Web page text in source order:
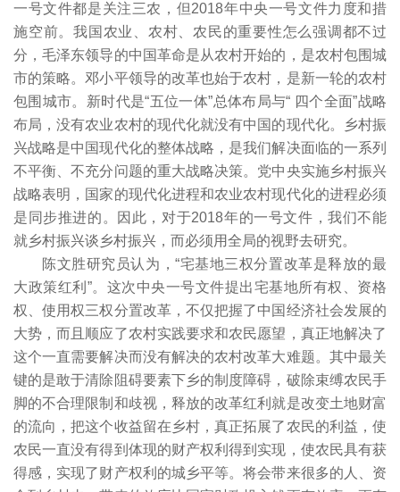
一号文件都是关注三农，但2018年中央一号文件力度和措
施空前。我国农业、农村、农民的重要性怎么强调都不过
分，毛泽东领导的中国革命是从农村开始的，是农村包围城
市的策略。邓小平领导的改革也始于农村，是新一轮的农村
包围城市。新时代是“五位一体”总体布局与“ 四个全面”战略
布局，没有农业农村的现代化就没有中国的现代化。乡村振
兴战略是中国现代化的整体战略，是我们解决面临的一系列
不平衡、不充分问题的重大战略决策。党中央实施乡村振兴
战略表明，国家的现代化进程和农业农村现代化的进程必须
是同步推进的。因此，对于2018年的一号文件，我们不能
就乡村振兴谈乡村振兴，而必须用全局的视野去研究。
陈文胜研究员认为，“宅基地三权分置改革是释放的最
大政策红利”。这次中央一号文件提出宅基地所有权、资格
权、使用权三权分置改革，不仅把握了中国经济社会发展的
大势，而且顺应了农村实践要求和农民愿望，真正地解决了
这个一直需要解决而没有解决的农村改革大难题。其中最关
键的是敢于清除阻碍要素下乡的制度障碍，破除束缚农民手
脚的不合理限制和歧视，释放的改革红利就是改变土地财富
的流向，把这个收益留在乡村，真正拓展了农民的利益，使
农民一直没有得到体现的财产权利得到实现，使农民具有获
得感，实现了财产权利的城乡平等。将会带来很多的人、资